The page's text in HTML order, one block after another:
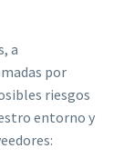
a
por
riesgos
entorno y